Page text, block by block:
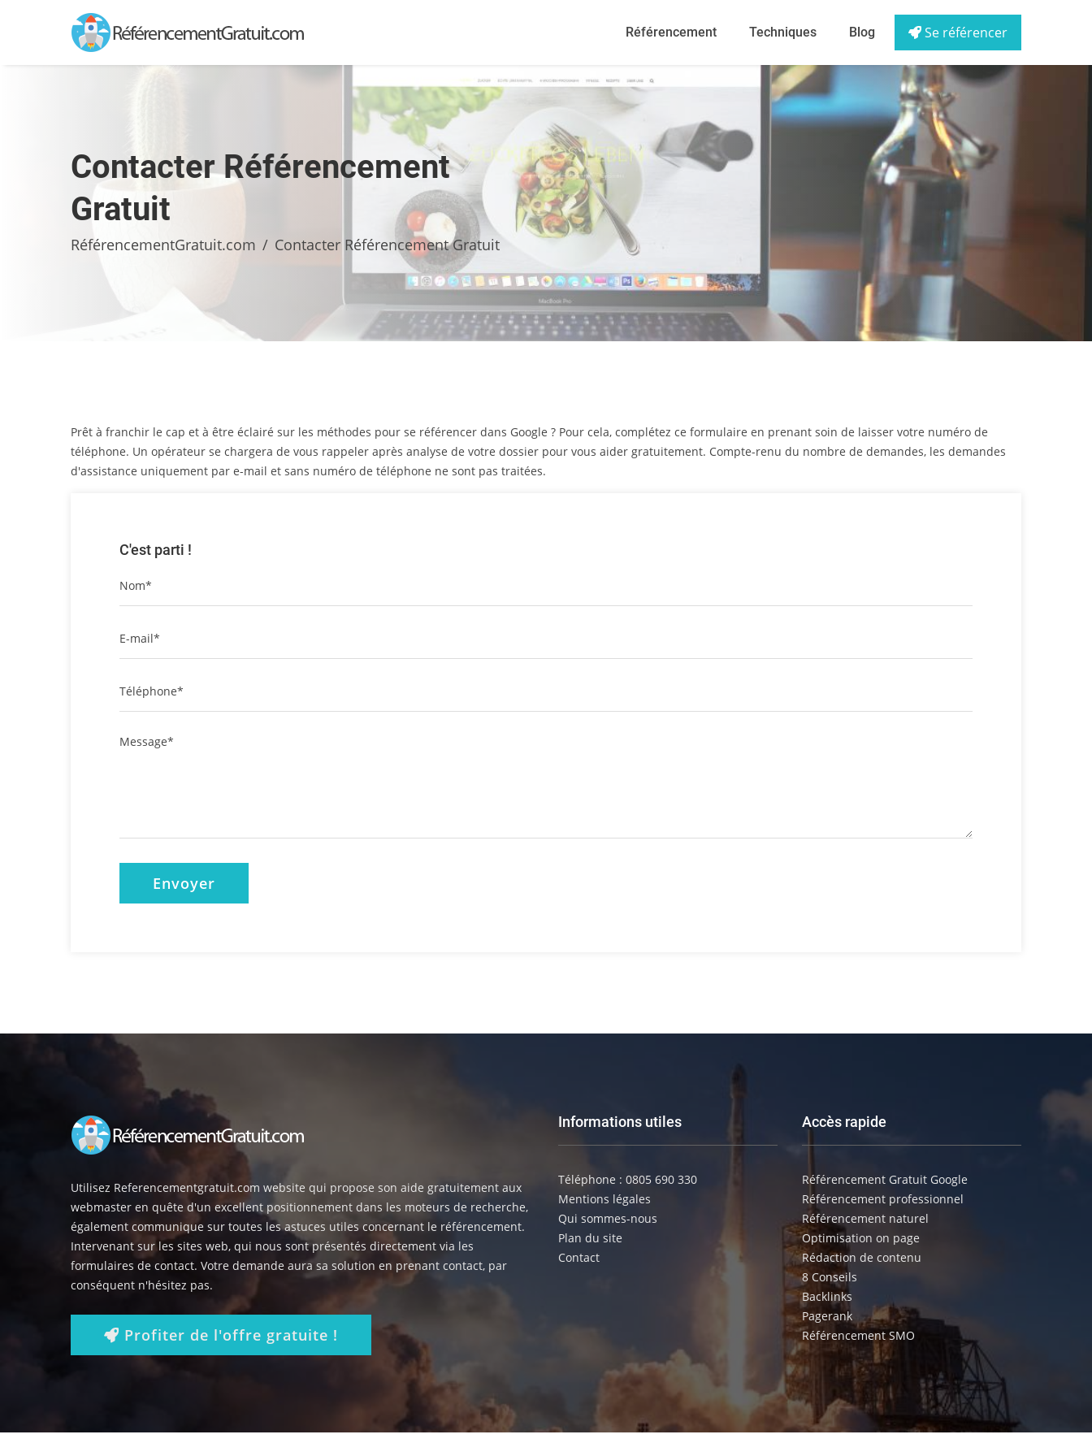
Référencement Techniques Blog Se référencer
Contacter Référencement
Gratuit
RéférencementGratuit.com Contacter Référencement Gratuit
Prêt à franchir le cap et à être éclairé sur les méthodes pour se référencer dans Google ? Pour cela, complétez ce formulaire en prenant soin de laisser votre numéro de
téléphone. Un opérateur se chargera de vous rappeler après analyse de votre dossier pour vous aider gratuitement. Compte-renu du nombre de demandes, les demandes
d'assistance uniquement par e-mail et sans numéro de téléphone ne sont pas traitées.
C'est parti !
Envoyer
Utilisez Referencementgratuit.com website qui propose son aide gratuitement aux
webmaster en quête d'un excellent positionnement dans les moteurs de recherche,
également communique sur toutes les astuces utiles concernant le référencement.
Intervenant sur les sites web, qui nous sont présentés directement via les
formulaires de contact. Votre demande aura sa solution en prenant contact, par
conséquent n'hésitez pas.
Profiter de l'offre gratuite !
Informations utiles
Téléphone : 0805 690 330
Mentions légales
Qui sommes-nous
Plan du site
Contact
Accès rapide
Référencement Gratuit Google
Référencement professionnel
Référencement naturel
Optimisation on page
Rédaction de contenu
8 Conseils
Backlinks
Pagerank
Référencement SMO